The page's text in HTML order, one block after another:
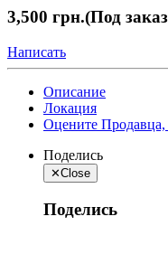
3,500 грн.(Под
Написать
Описание
Локация
Оцените Продавца,
Поделись
✕Close
Поделись